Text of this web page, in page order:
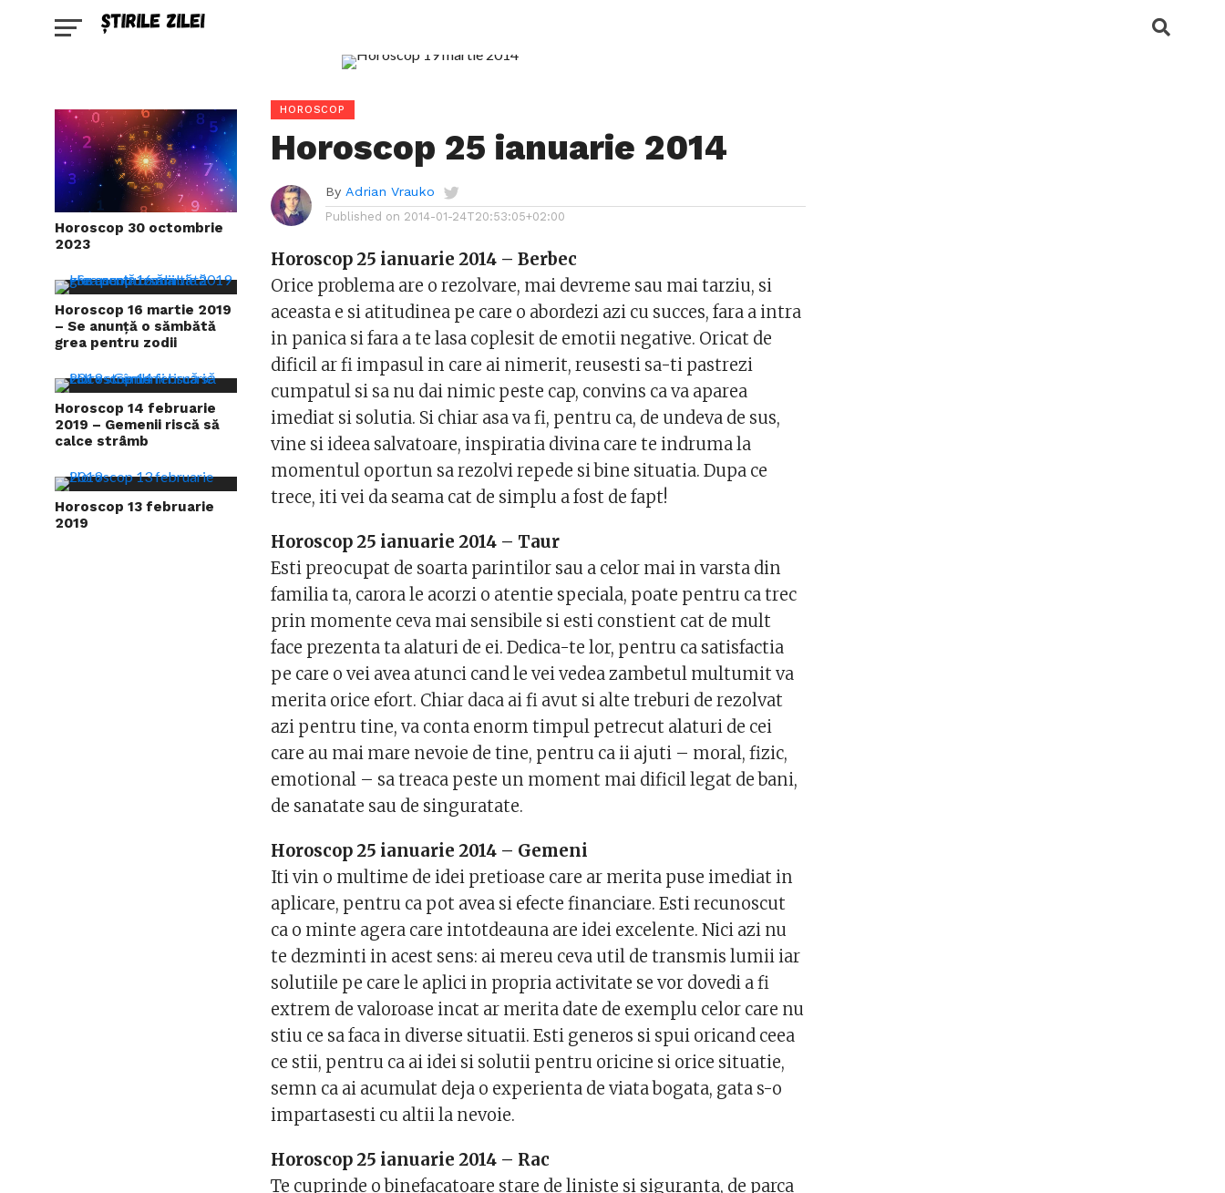
Horoscop 30 octombrie
2023
Horoscop 16 martie 2019
– Se anunță o sămbătă
grea pentru zodii
Horoscop 14 februarie
2019 – Gemenii riscă să
calce strâmb
Horoscop 13 februarie
2019
HOROSCOP
Horoscop 25 ianuarie 2014
By Adrian Vrauko
Published on 2014-01-24T20:53:05+02:00
Horoscop 25 ianuarie 2014 – Berbec
Orice problema are o rezolvare, mai devreme sau mai tarziu, si
aceasta e si atitudinea pe care o abordezi azi cu succes, fara a intra
in panica si fara a te lasa coplesit de emotii negative. Oricat de
dificil ar fi impasul in care ai nimerit, reusesti sa-ti pastrezi
cumpatul si sa nu dai nimic peste cap, convins ca va aparea
imediat si solutia. Si chiar asa va fi, pentru ca, de undeva de sus,
vine si ideea salvatoare, inspiratia divina care te indruma la
momentul oportun sa rezolvi repede si bine situatia. Dupa ce
trece, iti vei da seama cat de simplu a fost de fapt!
Horoscop 25 ianuarie 2014 – Taur
Esti preocupat de soarta parintilor sau a celor mai in varsta din
familia ta, carora le acorzi o atentie speciala, poate pentru ca trec
prin momente ceva mai sensibile si esti constient cat de mult
face prezenta ta alaturi de ei. Dedica-te lor, pentru ca satisfactia
pe care o vei avea atunci cand le vei vedea zambetul multumit va
merita orice efort. Chiar daca ai fi avut si alte treburi de rezolvat
azi pentru tine, va conta enorm timpul petrecut alaturi de cei
care au mai mare nevoie de tine, pentru ca ii ajuti – moral, fizic,
emotional – sa treaca peste un moment mai dificil legat de bani,
de sanatate sau de singuratate.
Horoscop 25 ianuarie 2014 – Gemeni
Iti vin o multime de idei pretioase care ar merita puse imediat in
aplicare, pentru ca pot avea si efecte financiare. Esti recunoscut
ca o minte agera care intotdeauna are idei excelente. Nici azi nu
te dezminti in acest sens: ai mereu ceva util de transmis lumii iar
solutiile pe care le aplici in propria activitate se vor dovedi a fi
extrem de valoroase incat ar merita date de exemplu celor care nu
stiu ce sa faca in diverse situatii. Esti generos si spui oricand ceea
ce stii, pentru ca ai idei si solutii pentru oricine si orice situatie,
semn ca ai acumulat deja o experienta de viata bogata, gata s-o
impartasesti cu altii la nevoie.
Horoscop 25 ianuarie 2014 – Rac
Te cuprinde o binefacatoare stare de liniste si siguranta, de parca